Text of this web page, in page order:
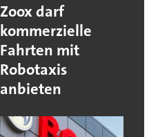
Zoox darf
kommerzielle
Fahrten mit
Robotaxis
anbieten